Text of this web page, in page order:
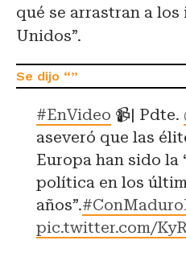
qué se arrastran a
Unidos”.
#EnVideo 📹| Pdte.
aseveró que las
Europa han sido la
política en los
años”.
pic.twitter.com/